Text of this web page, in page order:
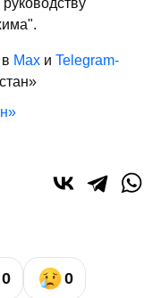
Max и Telegram-
0 0